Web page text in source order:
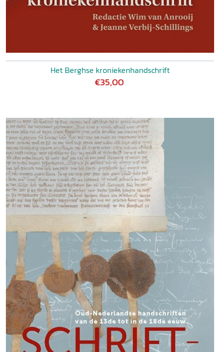
Het Berghse kroniekenhandschrift
€35,00